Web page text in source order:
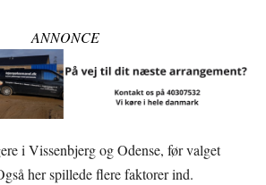
ANNONCE
i Vissenbjerg og Odense, før valget
her spillede flere faktorer ind.